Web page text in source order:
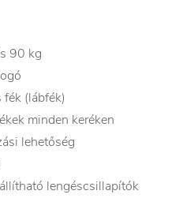
90 kg
(lábfék)
minden keréken
lehetőség
lengéscsillapítók